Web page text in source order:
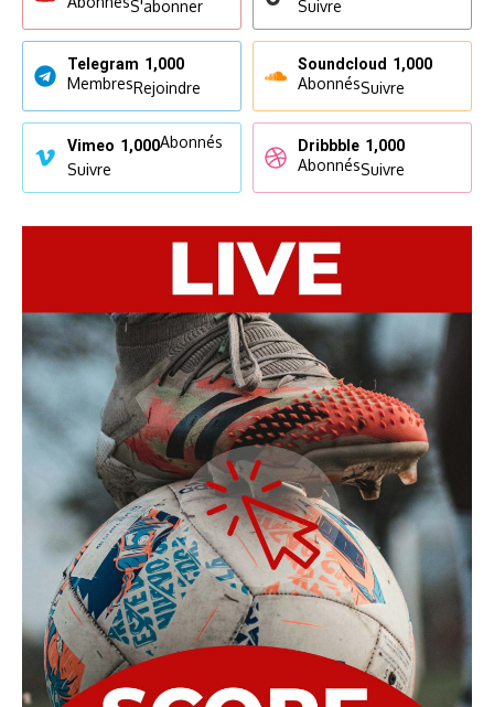
S'abonner
Suivre
Telegram 1,000
MembresRejoindre
Soundcloud 1,000
AbonnésSuivre
Vimeo 1,000Abonnés
Suivre
Dribbble 1,000
AbonnésSuivre